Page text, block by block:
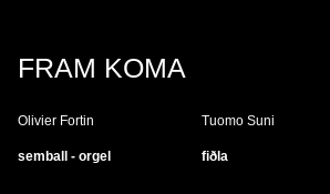
FRAM KOMA
Olivier Fortin
semball - orgel
Tuomo Suni
fiðla